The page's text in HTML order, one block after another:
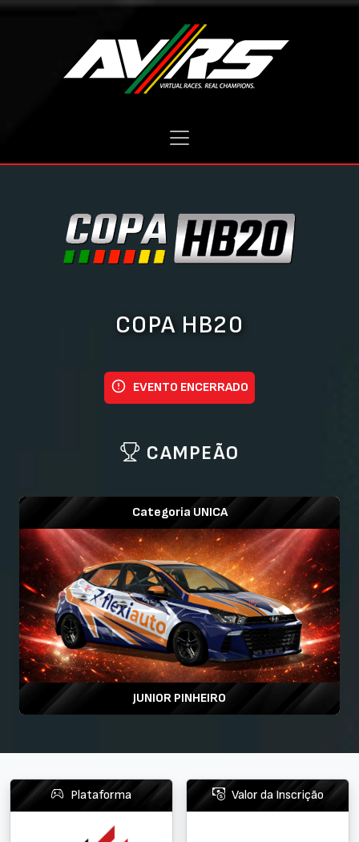
COPA HB20
EVENTO ENCERRADO
CAMPEÃO
Categoria UNICA
JUNIOR PINHEIRO
Plataforma Valor da Inscrição